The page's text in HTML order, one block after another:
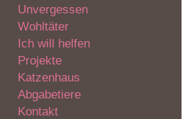
Unvergessen
Wohltäter
Ich will helfen
Projekte
Katzenhaus
Abgabetiere
Kontakt